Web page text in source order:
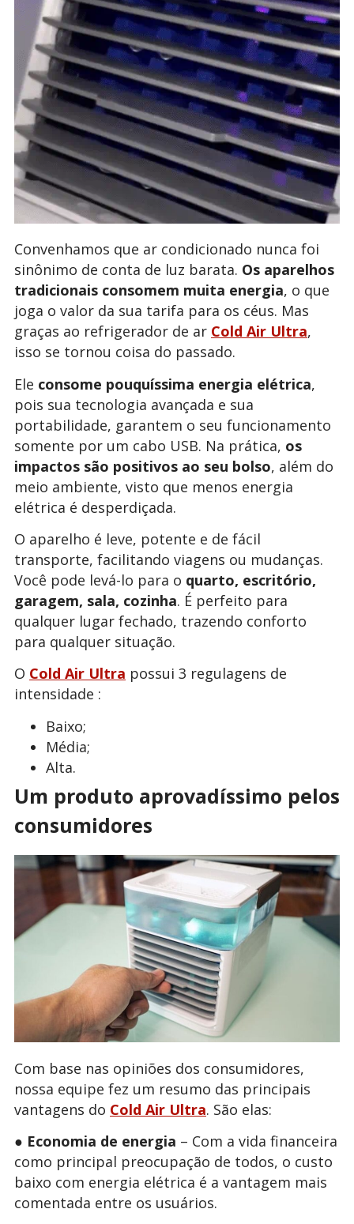
Convenhamos que ar condicionado nunca foi
sinônimo de conta de luz barata. Os aparelhos
tradicionais consomem muita energia, o que
joga o valor da sua tarifa para os céus. Mas
graças ao refrigerador de ar Cold Air Ultra,
isso se tornou coisa do passado.
Ele consome pouquíssima energia elétrica,
pois sua tecnologia avançada e sua
portabilidade, garantem o seu funcionamento
somente por um cabo USB. Na prática, os
impactos são positivos ao seu bolso, além do
meio ambiente, visto que menos energia
elétrica é desperdiçada.
O aparelho é leve, potente e de fácil
transporte, facilitando viagens ou mudanças.
Você pode levá-lo para o quarto, escritório,
garagem, sala, cozinha. É perfeito para
qualquer lugar fechado, trazendo conforto
para qualquer situação.
O Cold Air Ultra possui 3 regulagens de
intensidade :
Baixo;
Média;
Alta.
Um produto aprovadíssimo pelos
consumidores
Com base nas opiniões dos consumidores,
nossa equipe fez um resumo das principais
vantagens do Cold Air Ultra. São elas:
● Economia de energia – Com a vida financeira
como principal preocupação de todos, o custo
baixo com energia elétrica é a vantagem mais
comentada entre os usuários.